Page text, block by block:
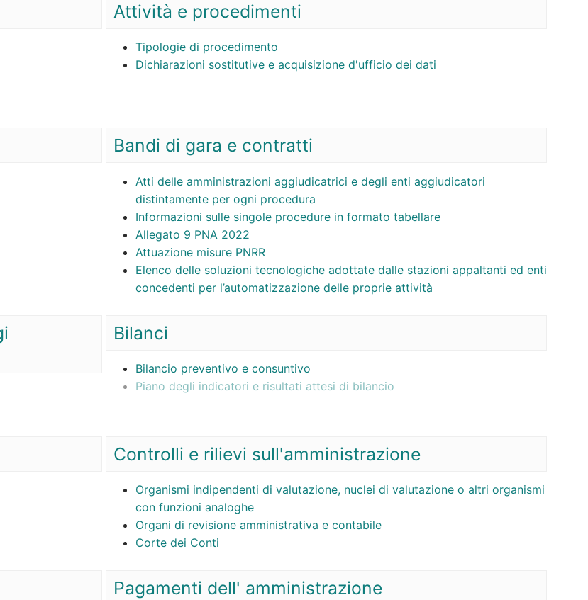
Attività e procedimenti
Tipologie di procedimento
Dichiarazioni sostitutive e acquisizione d'ufficio dei dati
Bandi di gara e contratti
Atti delle amministrazioni aggiudicatrici e degli enti aggiudicatori
distintamente per ogni procedura
Informazioni sulle singole procedure in formato tabellare
Allegato 9 PNA 2022
Attuazione misure PNRR
Elenco delle soluzioni tecnologiche adottate dalle stazioni appaltanti ed enti
concedenti per l’automatizzazione delle proprie attività
Bilanci
Bilancio preventivo e consuntivo
Piano degli indicatori e risultati attesi di bilancio
Controlli e rilievi sull'amministrazione
Organismi indipendenti di valutazione, nuclei di valutazione o altri organismi
con funzioni analoghe
Organi di revisione amministrativa e contabile
Corte dei Conti
Pagamenti dell' amministrazione